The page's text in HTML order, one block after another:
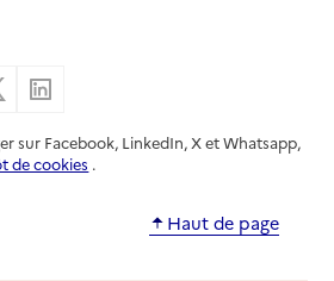
emailsur Facebook
Partager sur X
sur Facebook, LinkedIn, X et Whatsapp,
de cookies .
Haut de page